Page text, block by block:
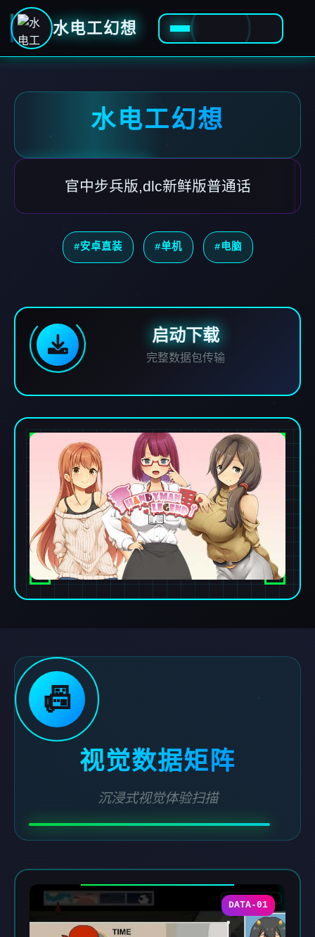
水电工幻想
水电工幻想
官中步兵版,dlc新鲜版普通话
#安卓直装 #单机 #电脑
启动下载
完整数据包传输
📠
视觉数据矩阵
沉浸式视觉体验扫描
DATA-01